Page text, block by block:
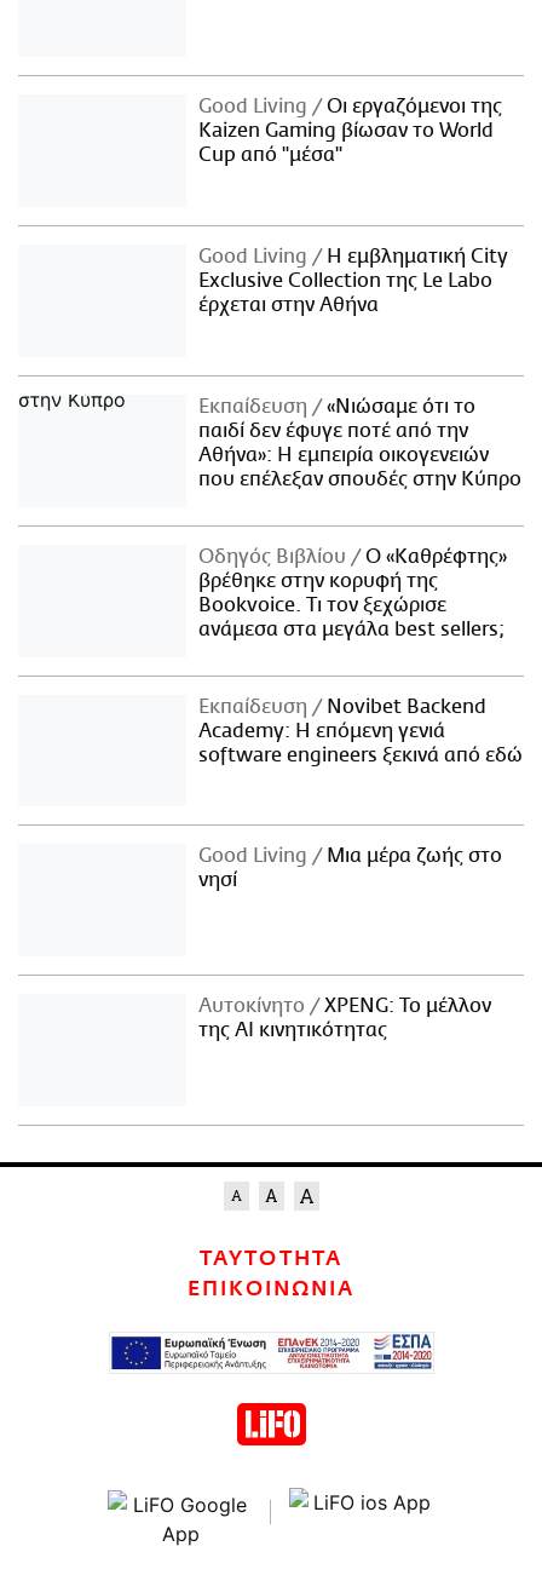
Good Living
Οι εργαζόμενοι της
Kaizen Gaming βίωσαν το World
Cup από "μέσα"
Good Living
Η εμβληματική City
Exclusive Collection της Le Labo
έρχεται στην Αθήνα
Εκπαίδευση
«Νιώσαμε ότι το
παιδί δεν έφυγε ποτέ από την
Αθήνα»: Η εμπειρία οικογενειών
που επέλεξαν σπουδές στην Κύπρο
Οδηγός Βιβλίου
Ο «Καθρέφτης»
βρέθηκε στην κορυφή της
Bookvoice. Τι τον ξεχώρισε
ανάμεσα στα μεγάλα best sellers;
Εκπαίδευση
Novibet Backend
Academy: Η επόμενη γενιά
software engineers ξεκινά από εδώ
Good Living
Μια μέρα ζωής στο
νησί
Αυτοκίνητο
XPENG: Το μέλλον
της AI κινητικότητας
ΤΑΥΤΟΤΗΤΑ
ΕΠΙΚΟΙΝΩΝΙΑ